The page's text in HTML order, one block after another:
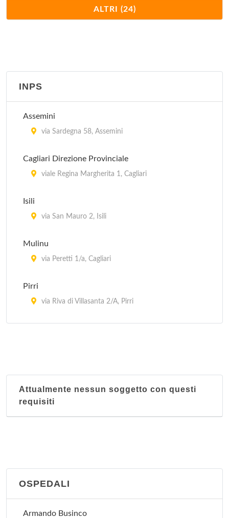
Guardia Medica - Decimomannu
via Stazione , Decimomannu
Guardia Medica - Dolianova
Guardia Medica - Elmas
Guardia Medica - Monastir
Guardia Medica - Muravera
ALTRI (24)
INPS
Assemini
via Sardegna 58, Assemini
Cagliari Direzione Provinciale
viale Regina Margherita 1, Cagliari
Isili
via San Mauro 2, Isili
Mulinu
via Peretti 1/a, Cagliari
Pirri
via Riva di Villasanta 2/A, Pirri
via Alziator 8, Cagliari
Attualmente nessun soggetto con questi
requisiti
OSPEDALI
Armando Businco